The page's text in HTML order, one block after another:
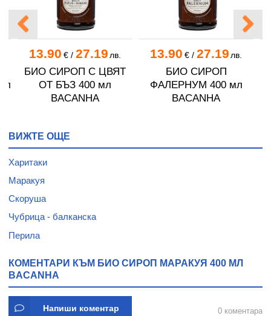
13.90 €/ 27.19 лв.
БИО СИРОП С ЦВЯТ
ОТ БЪЗ 400 мл
BACANHA
13.90 €/ 27.19 лв.
БИО СИРОП
ФАЛЕРНУМ 400 мл
BACANHA
ВИЖТЕ ОЩЕ
Харитаки
Маракуя
Скоруша
Чубрица - балканска
Перила
КОМЕНТАРИ КЪМ БИО СИРОП МАРАКУЯ 400 МЛ
BACANHA
Напиши коментар 0 коментара